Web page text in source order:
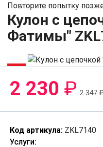
Повторите попытку
Кулон с
Фатимы"
-5%
2 230 ₽ 2 347
Код артикула: ZKL7140
Услуги: